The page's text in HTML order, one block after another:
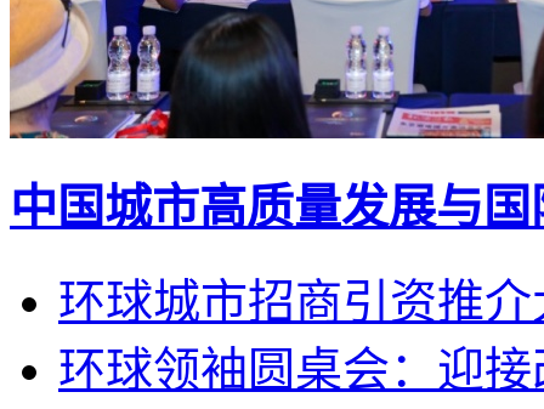
中国城市高质量发展与
环球城市招商引资推介
环球领袖圆桌会：迎